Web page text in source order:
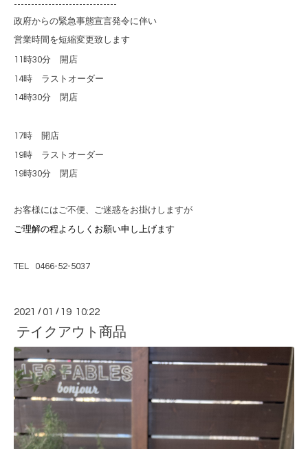
------------------------------
政府からの緊急事態宣言発令に伴い
営業時間を短縮変更致します
11 時30分 開店
14時 ラストオーダー
14時30分 閉店
17時 開店
19時 ラストオーダー
19時30分 閉店
お客様にはご不便、ご迷惑をお掛けしますが
ご理解の程よろしくお願い申し上げます
TEL 0466-52-5037
2021 /01 / 19 10:22
テイクアウト商品